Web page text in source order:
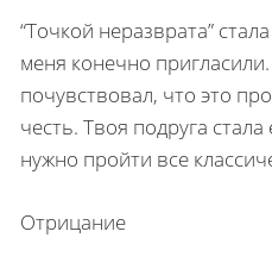
“Точкой неразврата”
меня конечно
почувствовал, что это
честь. Твоя подруга
нужно пройти все
Отрицание